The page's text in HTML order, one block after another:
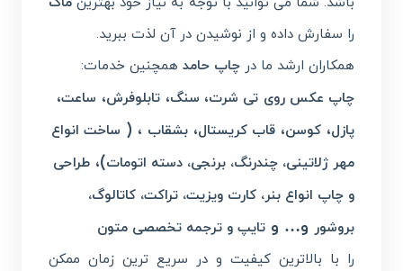
را سفارش داده و از نوشیدن در آن لذت ببرید.
همکاران ارشد ما در چاپ حامد همچنین خدمات:
چاپ عکس روی تی شرت، سنگ،تابلوفرش، ساعت،
پازل،کوسن،قاب کریستال،بشقاب ، ( ساخت انواع
مهر ژلاتینی، چندرنگ، برنجی، دسته اتومات)،طراحی
و چاپ انواع بنر، کارت ویزیت، تراکت، کاتالوگ،
بروشور و… وتایپ و ترجمه تخصصی متون
را با بالاترین کیفیت و در سریع ترین زمان ممکن